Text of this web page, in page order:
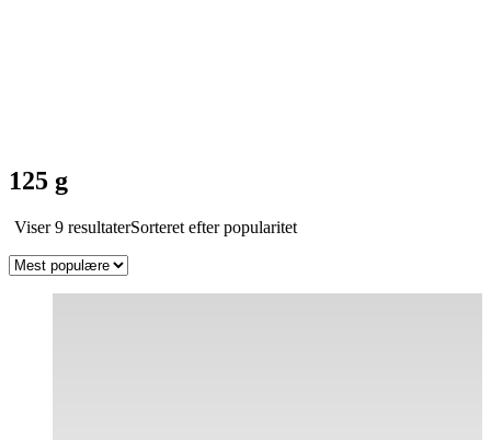
125 g
Viser 9 resultaterSorteret efter popularitet